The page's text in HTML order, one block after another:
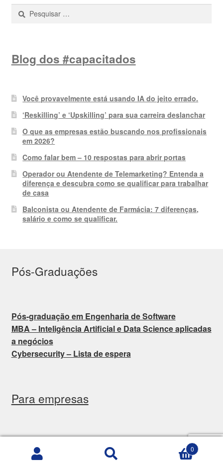
Pesquisar
por:
Blog dos #capacitados
Você provavelmente está usando IA do jeito errado.
‘Reskilling’ e ‘Upskilling’ para sua carreira deslanchar
O que as empresas estão buscando nos profissionais
em 2026?
Como falar bem – 10 respostas para abrir portas
Operador ou Atendente de Telemarketing? Entenda a
diferença e descubra como se qualificar para trabalhar
de casa
Balconista ou Atendente de Farmácia: 7 diferenças,
salário e como se qualificar.
Pós-Graduações
Pós-graduação em Engenharia de Software
MBA – Inteligência Artificial e Data Science aplicadas
a negócios
Cybersecurity – Lista de espera
Para empresas
Auditorias
Pesquisar
Pesquisar
0